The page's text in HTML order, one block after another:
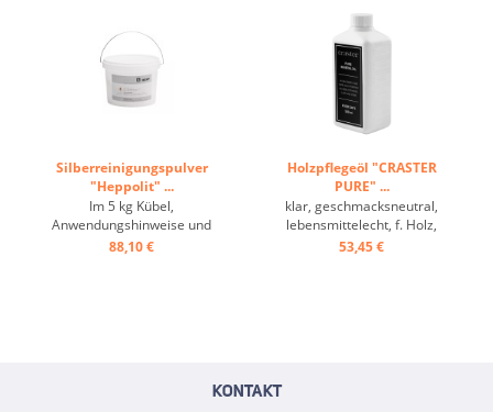
Silberreinigungspulver
"Heppolit" ...
Im 5 kg Kübel,
Anwendungshinweise und
Sicherheitsdatenblatt
88,10 €
Holzpflegeöl "CRASTER
PURE" ...
klar, geschmacksneutral,
lebensmittelecht, f. Holz,
Schiefer, Stein ...
53,45 €
KONTAKT